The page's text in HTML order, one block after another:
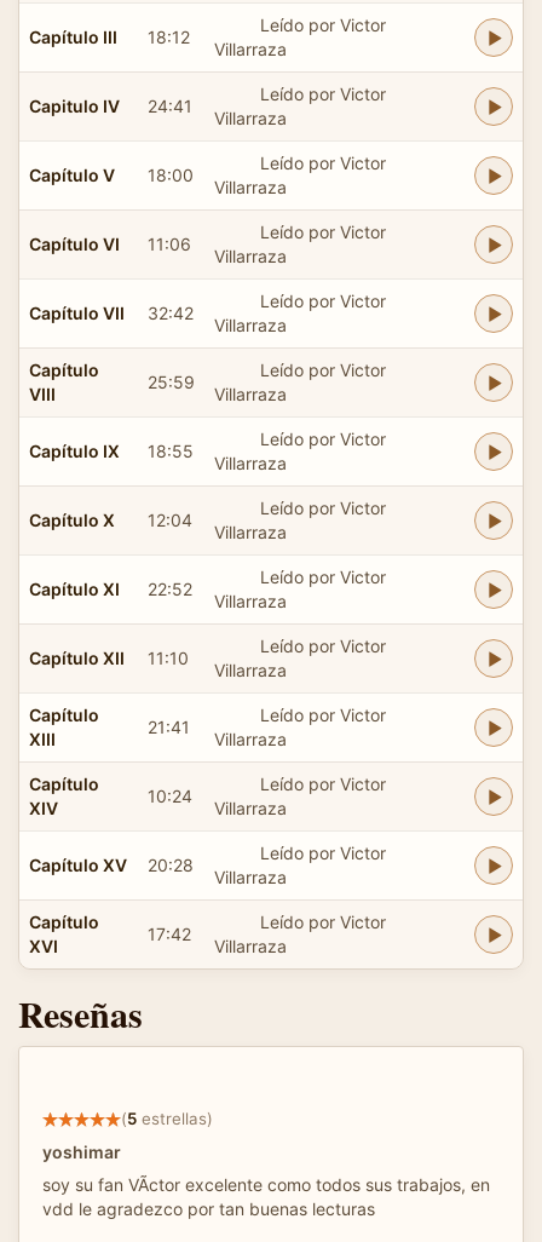
Capítulo III 18:12
Leído por Victor
Villarraza
Capitulo IV 24:41
Leído por Victor
Villarraza
Capítulo V 18:00
Leído por Victor
Villarraza
Capítulo VI 11:06
Leído por Victor
Villarraza
Capítulo VII 32:42
Leído por Victor
Villarraza
Capítulo
VIII
25:59
Leído por Victor
Villarraza
Capítulo IX 18:55
Leído por Victor
Villarraza
Capítulo X 12:04
Leído por Victor
Villarraza
Capítulo XI 22:52
Leído por Victor
Villarraza
Capítulo XII 11:10
Leído por Victor
Villarraza
Capítulo
XIII
21:41
Leído por Victor
Villarraza
Capítulo
XIV
10:24
Leído por Victor
Villarraza
Capítulo XV 20:28
Leído por Victor
Villarraza
Capítulo
XVI
17:42
Leído por Victor
Villarraza
Reseñas
(5 estrellas)
yoshimar
soy su fan VÃ­ctor excelente como todos sus trabajos, en
vdd le agradezco por tan buenas lecturas